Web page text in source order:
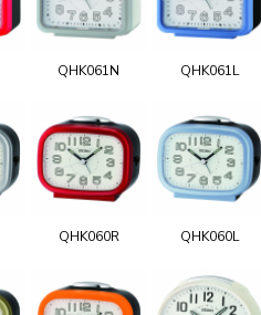
QHK061N QHK061L
QHK060R QHK060L